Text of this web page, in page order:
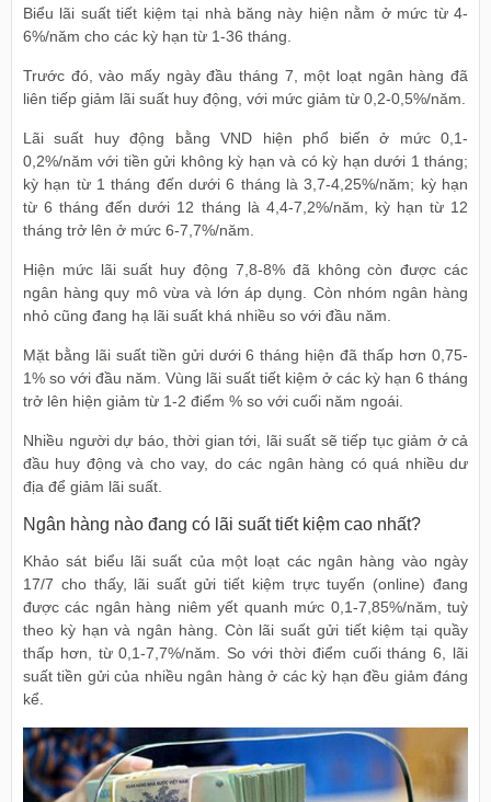
Biểu lãi suất tiết kiệm tại nhà băng này hiện nằm ở mức từ 4-
6%/năm cho các kỳ hạn từ 1-36 tháng.
Trước đó, vào mấy ngày đầu tháng 7, một loạt ngân hàng đã
liên tiếp giảm lãi suất huy động, với mức giảm từ 0,2-0,5%/năm.
Lãi suất huy động bằng VND hiện phổ biến ở mức 0,1-
0,2%/năm với tiền gửi không kỳ hạn và có kỳ hạn dưới 1 tháng;
kỳ hạn từ 1 tháng đến dưới 6 tháng là 3,7-4,25%/năm; kỳ hạn
từ 6 tháng đến dưới 12 tháng là 4,4-7,2%/năm, kỳ hạn từ 12
tháng trở lên ở mức 6-7,7%/năm.
Hiện mức lãi suất huy động 7,8-8% đã không còn được các
ngân hàng quy mô vừa và lớn áp dụng. Còn nhóm ngân hàng
nhỏ cũng đang hạ lãi suất khá nhiều so với đầu năm.
Mặt bằng lãi suất tiền gửi dưới 6 tháng hiện đã thấp hơn 0,75-
1% so với đầu năm. Vùng lãi suất tiết kiệm ở các kỳ hạn 6 tháng
trở lên hiện giảm từ 1-2 điểm % so với cuối năm ngoái.
Nhiều người dự báo, thời gian tới, lãi suất sẽ tiếp tục giảm ở cả
đầu huy động và cho vay, do các ngân hàng có quá nhiều dư
địa để giảm lãi suất.
Ngân hàng nào đang có lãi suất tiết kiệm cao nhất?
Khảo sát biểu lãi suất của một loạt các ngân hàng vào ngày
17/7 cho thấy, lãi suất gửi tiết kiệm trực tuyến (online) đang
được các ngân hàng niêm yết quanh mức 0,1-7,85%/năm, tuỳ
theo kỳ hạn và ngân hàng. Còn lãi suất gửi tiết kiệm tại quầy
thấp hơn, từ 0,1-7,7%/năm. So với thời điểm cuối tháng 6, lãi
suất tiền gửi của nhiều ngân hàng ở các kỳ hạn đều giảm đáng
kể.